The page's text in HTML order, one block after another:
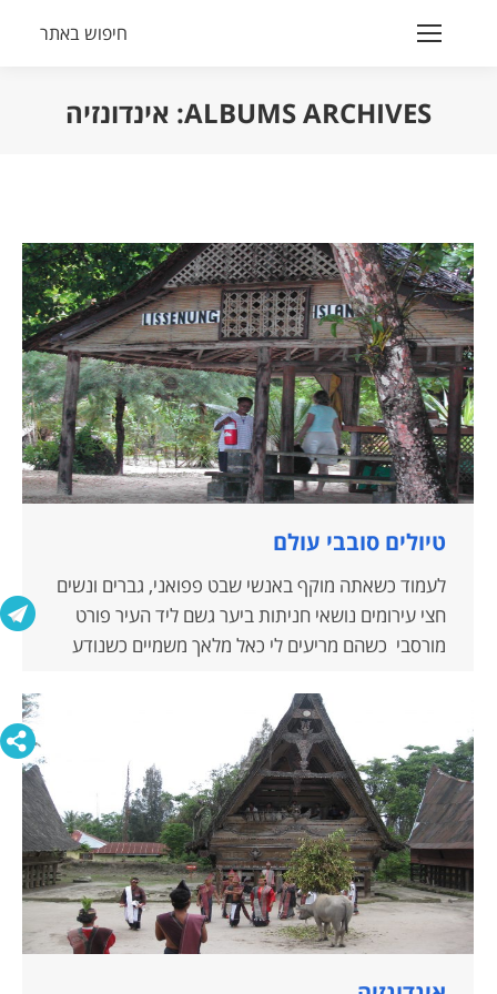
Search:
חיפוש באתר
ALBUMS ARCHIVES: אינדונזיה
טיולים סובבי עולם
לעמוד כשאתה מוקף באנשי שבט פפואני, גברים ונשים
חצי עירומים נושאי חניתות ביער גשם ליד העיר פורט
מורסבי כשהם מריעים לי כאל מלאך משמיים כשנודע
לדת הנוצרית סיפר להם שירושלים נמצאת בשמיים אי
לכך אני בוודאי יצור שמיימי. או לשוט בקאנו עם דייגים
סינים חגורי איזור מותניים שלראשם כובע…